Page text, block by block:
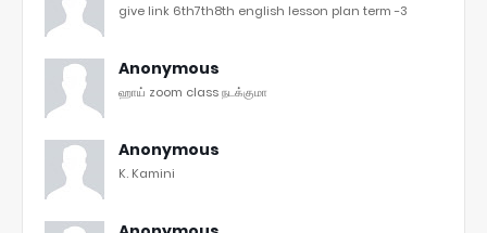
give link 6th7th8th english lesson plan term -3
Anonymous
ஹாய் zoom class நடக்குமா
Anonymous
K. Kamini